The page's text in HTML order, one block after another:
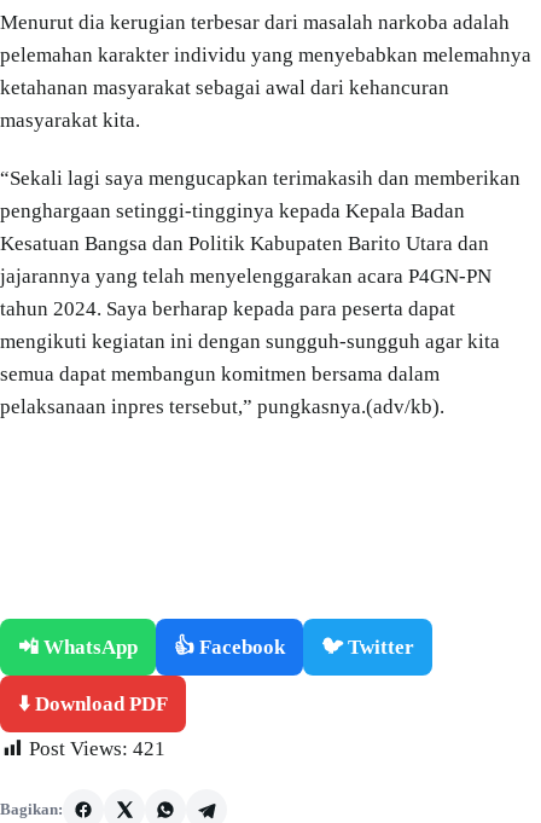
Menurut dia kerugian terbesar dari masalah narkoba adalah
pelemahan karakter individu yang menyebabkan melemahnya
ketahanan masyarakat sebagai awal dari kehancuran
masyarakat kita.
“Sekali lagi saya mengucapkan terimakasih dan memberikan
penghargaan setinggi-tingginya kepada Kepala Badan
Kesatuan Bangsa dan Politik Kabupaten Barito Utara dan
jajarannya yang telah menyelenggarakan acara P4GN-PN
tahun 2024. Saya berharap kepada para peserta dapat
mengikuti kegiatan ini dengan sungguh-sungguh agar kita
semua dapat membangun komitmen bersama dalam
pelaksanaan inpres tersebut,” pungkasnya.(adv/kb).
📲 WhatsApp 👍 Facebook 🐦 Twitter
⬇️ Download PDF
Post Views: 421
Bagikan: